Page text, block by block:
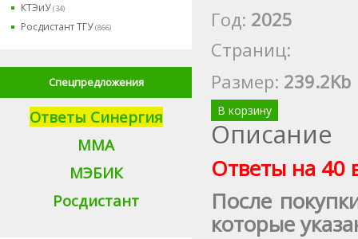
КТЭиУ(34)
Росдистант ТГУ(866)
Спецпредложения
Ответы Синергия
ММА
МЭБИК
Росдистант
Год: 2025
Страниц:
Размер: 239.2Kb
В корзину
Описание
Ответы на 40
После
которые